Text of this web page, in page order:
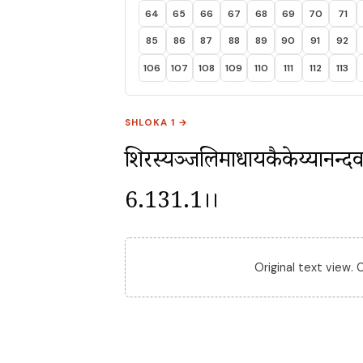
64 65 66 67 68 69 70 71
85 86 87 88 89 90 91 92
106 107 108 109 110 111 112 113
SHLOKA 1 →
6.131.1।।
Original text view.